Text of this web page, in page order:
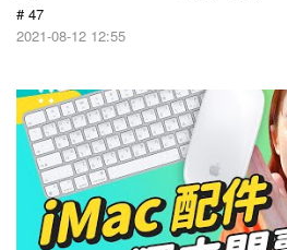
# 47
2021-08-12 12:55